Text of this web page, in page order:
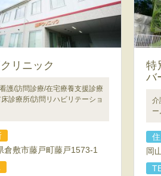
リニック
護/訪問診療/在宅療養支援診療
床診療所/訪問リハビリテーショ
倉敷市藤戸町藤戸1573-1
特
バ
介
ー
岡